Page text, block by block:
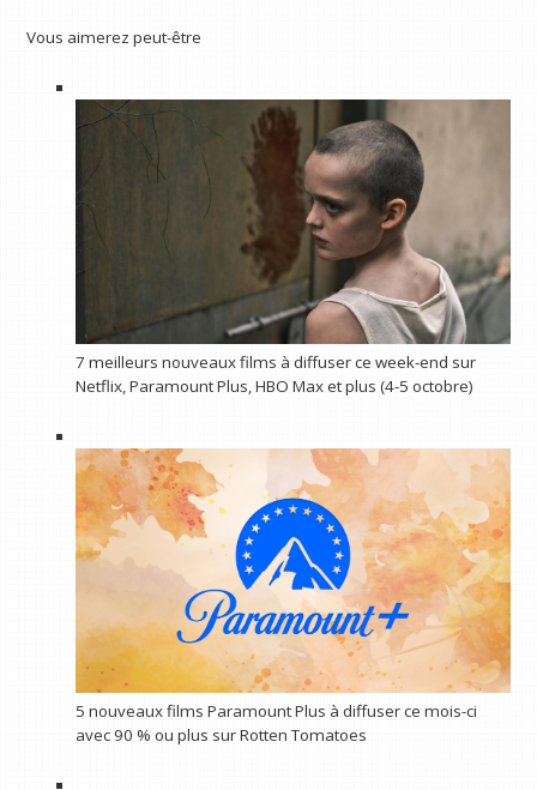
Vous aimerez peut-être
7 meilleurs nouveaux films à diffuser ce week-end sur
Netflix, Paramount Plus, HBO Max et plus (4-5 octobre)
5 nouveaux films Paramount Plus à diffuser ce mois-ci
avec 90 % ou plus sur Rotten Tomatoes